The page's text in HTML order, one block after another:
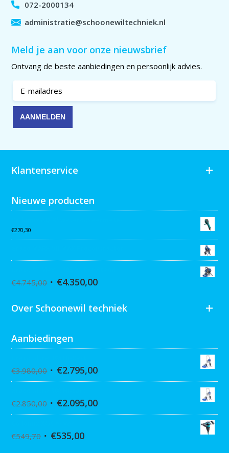
072-2000134
administratie@schoonewiltechniek.nl
Meld je aan voor onze nieuwsbrief
Ontvang de beste aanbiedingen en persoonlijk advies.
Klantenservice
Nieuwe producten
€270,30
€4.745,00 €4.350,00
Over Schoonewil techniek
Aanbiedingen
€3.980,00 €2.795,00
€2.850,00 €2.095,00
€549,70 €535,00